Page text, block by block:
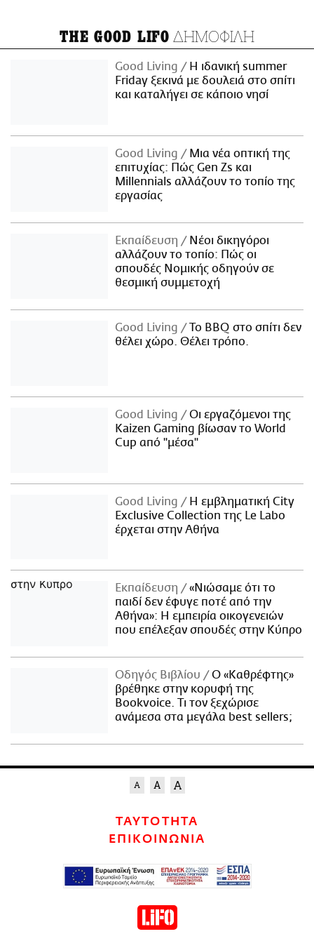
THE GOOD LIFO ΔΗΜΟΦΙΛΗ
Good Living
Η ιδανική summer
Friday ξεκινά με δουλειά στο σπίτι
και καταλήγει σε κάποιο νησί
Good Living
Μια νέα οπτική της
επιτυχίας: Πώς Gen Zs και
Millennials αλλάζουν το τοπίο της
εργασίας
Εκπαίδευση
Νέοι δικηγόροι
αλλάζουν το τοπίο: Πώς οι
σπουδές Νομικής οδηγούν σε
θεσμική συμμετοχή
Good Living
Το BBQ στο σπίτι δεν
θέλει χώρο. Θέλει τρόπο.
Good Living
Οι εργαζόμενοι της
Kaizen Gaming βίωσαν το World
Cup από "μέσα"
Good Living
Η εμβληματική City
Exclusive Collection της Le Labo
έρχεται στην Αθήνα
Εκπαίδευση
«Νιώσαμε ότι το
παιδί δεν έφυγε ποτέ από την
Αθήνα»: Η εμπειρία οικογενειών
που επέλεξαν σπουδές στην Κύπρο
Οδηγός Βιβλίου
Ο «Καθρέφτης»
βρέθηκε στην κορυφή της
Bookvoice. Τι τον ξεχώρισε
ανάμεσα στα μεγάλα best sellers;
ΤΑΥΤΟΤΗΤΑ
ΕΠΙΚΟΙΝΩΝΙΑ